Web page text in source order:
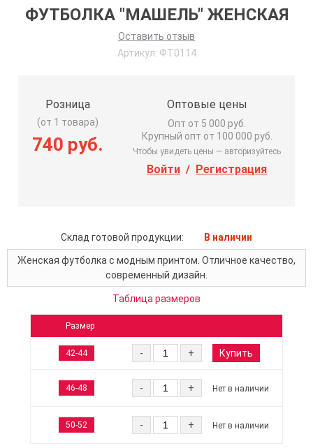
ФУТБОЛКА "МАШЕЛЬ" ЖЕНСКАЯ
Оставить отзыв
Артикул: ФТ0114
Розница
(от 1 товара)
740 руб.
Оптовые цены
Опт от 5 000 руб.
Крупный опт от 100 000 руб.
Чтобы увидеть цены — авторизуйтесь
Войти / Регистрация
Склад готовой продукции: В наличии
Женская футболка с модным принтом. Отличное качество,
современный дизайн.
Таблица размеров
Размер
42-44 - + Купить
46-48 - + Нет в наличии
50-52 - + Нет в наличии